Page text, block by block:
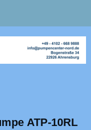
ATP-10RL